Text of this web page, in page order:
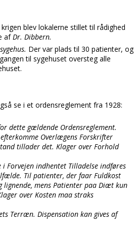
blev lokalerne stillet til rådighed
afDr. Dibbern.
Der var plads til 30 patienter, og
til sygehuset oversteg alle
se i et ordensreglement fra 1928:
dette gældende Ordensreglement.
Overlægens Forskrifter
tillader det. Klager over Forhold
Forvejen indhentet Tilladelse indføres
Til patienter, der faar Fuldkost
lignende, mens Patienter paa Diæt kun
over Kosten maa straks
Terræn. Dispensation kan gives af